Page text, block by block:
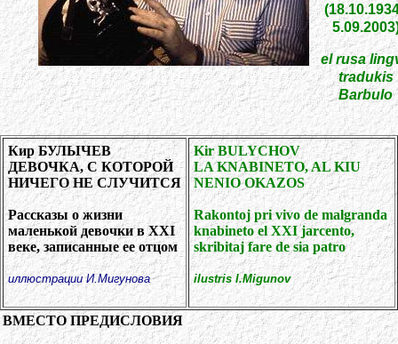
el rusa
tradukis
Barbulo
Кир БУЛЫЧЕВ
ДЕВОЧКА, С КОТОРОЙ
НИЧЕГО НЕ СЛУЧИТСЯ
Рассказы о жизни
маленькой девочки в XXI
веке, записанные ее отцом
иллюстрации И.Мигунова
Kir BULYCHOV
LA KNABINETO, AL KIU
NENIO OKAZOS
Rakontoj pri vivo de malgranda
knabineto el XXI jarcento,
skribitaj fare de sia patro
ilustris I.Migunov
ВМЕСТО ПРЕДИСЛОВИЯ